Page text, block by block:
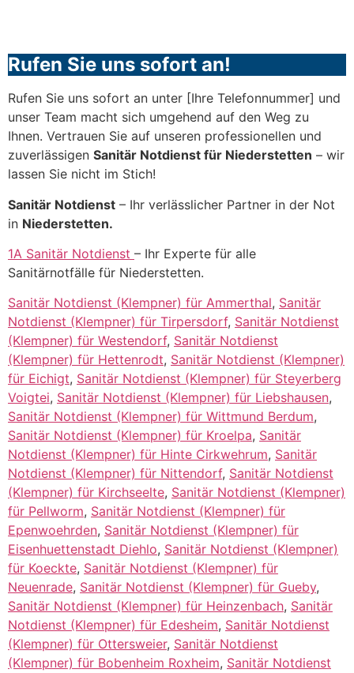
Rufen Sie uns sofort an!
Rufen Sie uns sofort an unter [Ihre Telefonnummer] und
unser Team macht sich umgehend auf den Weg zu
Ihnen. Vertrauen Sie auf unseren professionellen und
zuverlässigen Sanitär Notdienst für Niederstetten – wir
lassen Sie nicht im Stich!
Sanitär Notdienst – Ihr verlässlicher Partner in der Not
in Niederstetten.
1A Sanitär Notdienst – Ihr Experte für alle
Sanitärnotfälle für Niederstetten.
Sanitär Notdienst (Klempner) für Ammerthal, Sanitär
Notdienst (Klempner) für Tirpersdorf, Sanitär Notdienst
(Klempner) für Westendorf, Sanitär Notdienst
(Klempner) für Hettenrodt, Sanitär Notdienst (Klempner)
für Eichigt, Sanitär Notdienst (Klempner) für Steyerberg
Voigtei, Sanitär Notdienst (Klempner) für Liebshausen,
Sanitär Notdienst (Klempner) für Wittmund Berdum,
Sanitär Notdienst (Klempner) für Kroelpa, Sanitär
Notdienst (Klempner) für Hinte Cirkwehrum, Sanitär
Notdienst (Klempner) für Nittendorf, Sanitär Notdienst
(Klempner) für Kirchseelte, Sanitär Notdienst (Klempner)
für Pellworm, Sanitär Notdienst (Klempner) für
Epenwoehrden, Sanitär Notdienst (Klempner) für
Eisenhuettenstadt Diehlo, Sanitär Notdienst (Klempner)
für Koeckte, Sanitär Notdienst (Klempner) für
Neuenrade, Sanitär Notdienst (Klempner) für Gueby,
Sanitär Notdienst (Klempner) für Heinzenbach, Sanitär
Notdienst (Klempner) für Edesheim, Sanitär Notdienst
(Klempner) für Ottersweier, Sanitär Notdienst
(Klempner) für Bobenheim Roxheim, Sanitär Notdienst